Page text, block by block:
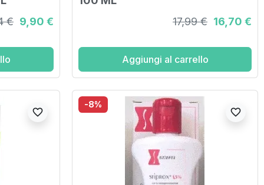
€ 9,90 €
17,99 € 16,70 €
Aggiungi al carrello
favorite_border
-8%
favorite_border